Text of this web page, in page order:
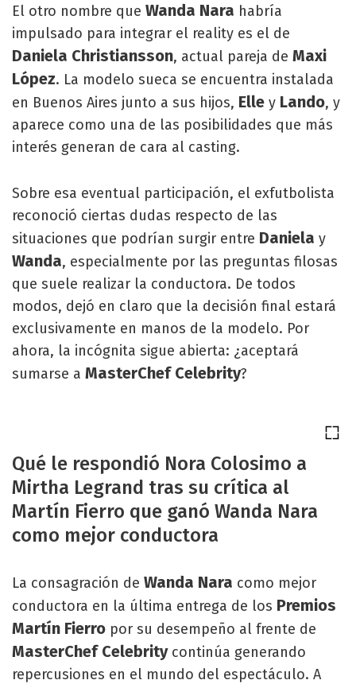
El otro nombre que Wanda Nara habría
impulsado para integrar el reality es el de
Daniela Christiansson, actual pareja de Maxi
López. La modelo sueca se encuentra instalada
en Buenos Aires junto a sus hijos, Elle y Lando, y
aparece como una de las posibilidades que más
interés generan de cara al casting.
Sobre esa eventual participación, el exfutbolista
reconoció ciertas dudas respecto de las
situaciones que podrían surgir entre Daniela y
Wanda, especialmente por las preguntas filosas
que suele realizar la conductora. De todos
modos, dejó en claro que la decisión final estará
exclusivamente en manos de la modelo. Por
ahora, la incógnita sigue abierta: ¿aceptará
sumarse a MasterChef Celebrity?
Qué le respondió Nora Colosimo a
Mirtha Legrand tras su crítica al
Martín Fierro que ganó Wanda Nara
como mejor conductora
La consagración de Wanda Nara como mejor
conductora en la última entrega de los Premios
Martín Fierro por su desempeño al frente de
MasterChef Celebrity continúa generando
repercusiones en el mundo del espectáculo. A